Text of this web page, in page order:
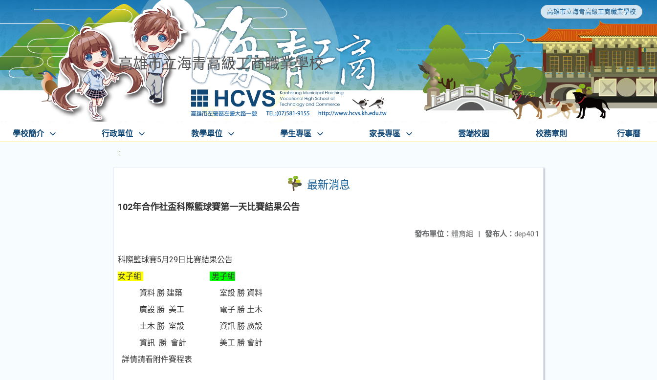
高雄市立海青高級工商職業學校
高雄市立海青高級工商職業學校
學校簡介 行政單位 教學單位 學生專區 家長專區 雲端校園 校務章則 行事曆
:::
最新消息
102年合作社盃科際籃球賽第一天比賽結果公告
發布人： dep401
發布單位： 體育組 |
科際籃球賽5月29日比賽結果公告
女子組
男子組
資料 勝 建築 室設 勝 資料
廣設 勝 美工 電子 勝 土木
土木 勝 室設 資訊 勝 廣設
資訊 勝 會計 美工 勝 會計
詳情請看附件賽程表